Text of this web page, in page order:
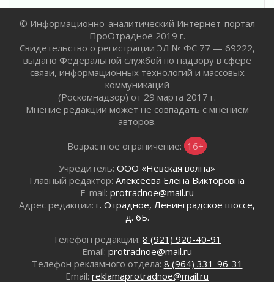
счетах
02 августа 2026
Пропавшего подростка нашли в Кировском
районе Ленобласти
02 августа 2026
Жителям Ленобласти напомнили, как
действовать при укусе клеща
02 августа 2026
В Ивангороде назвали новых почетных
02 августа 2026
Готовность №1
02 августа 2026
Километровые столбы «Дороги жизни»
отправили на реставрацию
Ленобласть внедрила передовую подготовку
операторов БПЛА
В Ивангороде появилась «Избушка-
© Информационно-аналитический Интернет-портал
ПроОтрадное 2019 г.
Свидетельство о регистрации ЭЛ № ФС 77 — 69222,
выдано Федеральной службой по надзору в сфере
связи, информационных технологий и массовых
коммуникаций
(Роскомнадзор) от 29 марта 2017 г.
Мнение редакции может не совпадать с мнением
авторов.
Возрастное ограничение: 16+
Учредитель: ООО «Невская волна»
Главный редактор: Алексеева Елена Викторовна
E-mail: protradnoe@mail.ru
Адрес редакции: г. Отрадное, Ленинградское шоссе,
д. 6Б.
Телефон редакции: 8 (921) 920-40-91
Email: protradnoe@mail.ru
Телефон рекламного отдела: 8 (964) 331-96-31
Email: reklamaprotradnoe@mail.ru